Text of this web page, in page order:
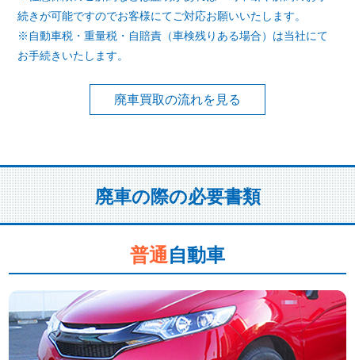
続きが可能ですのでお客様にてご対応お願いいたします。
※自動車税・重量税・自賠責（車検残りある場合）は当社にて
お手続きいたします。
廃車買取の流れを見る
廃車の際の必要書類
普通自動車